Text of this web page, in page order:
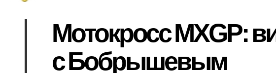
Мотокросс MXGP:
с Бобрышевым